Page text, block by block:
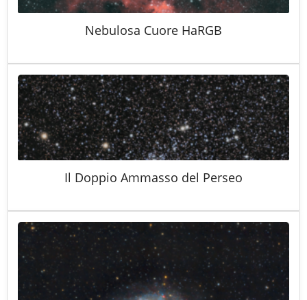
Nebulosa Cuore HaRGB
Il Doppio Ammasso del Perseo